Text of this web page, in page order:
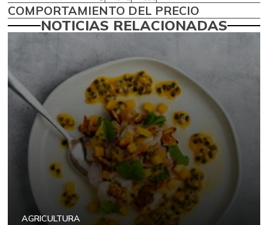
COMPORTAMIENTO DEL PRECIO
NOTICIAS RELACIONADAS
AGRICULTURA